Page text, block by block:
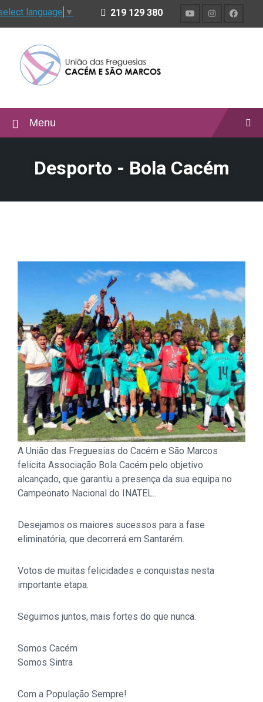
language ▼ 219 129 380
Menu
Desporto - Bola Cacém
A União das Freguesias do Cacém e São Marcos
felicita Associação Bola Cacém pelo objetivo
alcançado, que garantiu a presença da sua equipa no
Campeonato Nacional do INATEL..
Desejamos os maiores sucessos para a fase
eliminatória, que decorrerá em Santarém.
Votos de muitas felicidades e conquistas nesta
importante etapa.
Seguimos juntos, mais fortes do que nunca.
Somos Cacém
Somos Sintra
Com a População Sempre!